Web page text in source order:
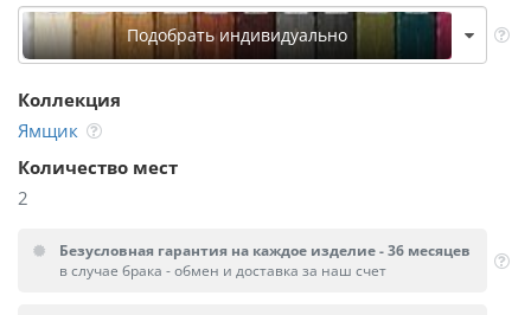
Подобрать индивидуально
Коллекция
Ямщик
Количество мест
2
Безусловная гарантия на каждое изделие - 36 месяцев
в случае брака - обмен и доставка за наш счет